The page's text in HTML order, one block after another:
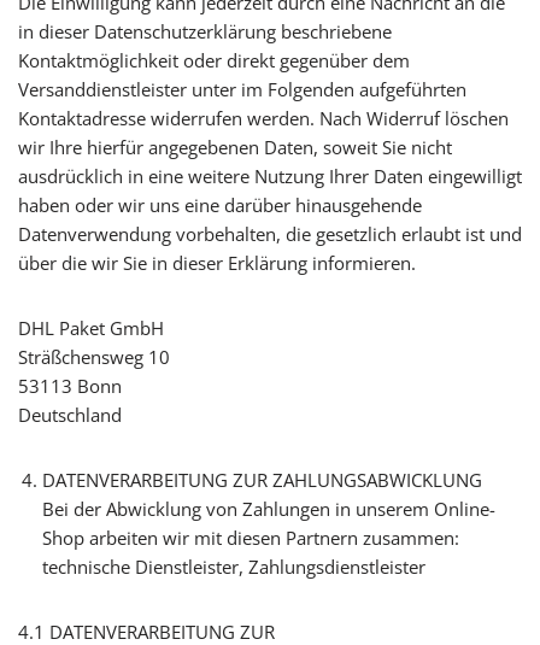
in dieser Datenschutzerklärung beschriebene
Kontaktmöglichkeit oder direkt gegenüber dem
Versanddienstleister unter im Folgenden aufgeführten
Kontaktadresse widerrufen werden. Nach Widerruf löschen
wir Ihre hierfür angegebenen Daten, soweit Sie nicht
ausdrücklich in eine weitere Nutzung Ihrer Daten eingewilligt
haben oder wir uns eine darüber hinausgehende
Datenverwendung vorbehalten, die gesetzlich erlaubt ist und
über die wir Sie in dieser Erklärung informieren.
DHL Paket GmbH
Sträßchensweg 10
53113 Bonn
Deutschland
DATENVERARBEITUNG ZUR ZAHLUNGSABWICKLUNG
Bei der Abwicklung von Zahlungen in unserem Online-
Shop arbeiten wir mit diesen Partnern zusammen:
technische Dienstleister, Zahlungsdienstleister
4.1 DATENVERARBEITUNG ZUR